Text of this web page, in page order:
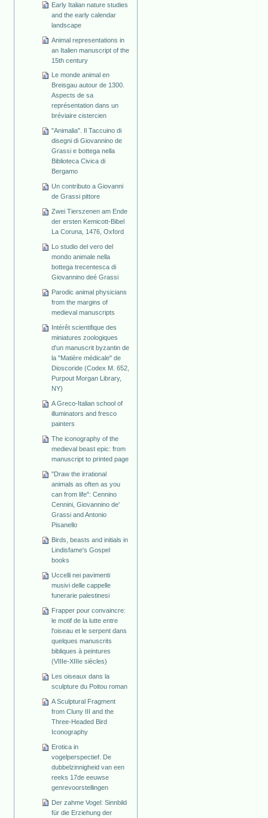
Early Italian nature studies
and the early calendar
landscape
Animal representations in
an Italien manuscript of the
15th century
Le monde animal en
Breisgau autour de 1300.
Aspects de sa
représentation dans un
bréviaire cistercien
"Animalia". Il Taccuino di
disegni di Giovannino de
Grassi e bottega nella
Biblioteca Civica di
Bergamo
Un contributo a Giovanni
de Grassi pittore
Zwei Tierszenen am Ende
der ersten Kemicott-Bibel
La Coruna, 1476, Oxford
Lo studio del vero del
mondo animale nella
bottega trecentesca di
Giovannino deé Grassi
Parodic animal physicians
from the margins of
medieval manuscripts
Intérêt scientifique des
miniatures zoologiques
d'un manuscrit byzantin de
la "Matière médicale" de
Dioscoride (Codex M. 652,
Purpout Morgan Library,
NY)
A Greco-Italian school of
illuminators and fresco
painters
The iconography of the
medieval beast epic: from
manuscript to printed page
"Draw the irrational
animals as often as you
can from life": Cennino
Cennini, Giovannino de'
Grassi and Antonio
Pisanello
Birds, beasts and initials in
Lindisfame's Gospel
books
Uccelli nei pavimenti
musivi delle cappelle
funerarie palestinesi
Frapper pour convaincre:
le motif de la lutte entre
l'oiseau et le serpent dans
quelques manuscrits
bibliques à peintures
(VIIIe-XIIIe siècles)
Les oiseaux dans la
sculpture du Poitou roman
A Sculptural Fragment
from Cluny III and the
Three-Headed Bird
Iconography
Erotica in
vogelperspectief. De
dubbelzinnigheid van een
reeks 17de eeuwse
genrevoorstellingen
Der zahme Vogel: Sinnbild
für die Erziehung der